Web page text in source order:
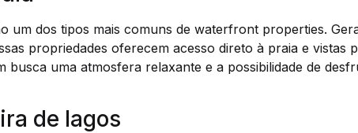
um dos tipos mais comuns de waterfront properties.
propriedades oferecem acesso direto à praia e vistas
busca uma atmosfera relaxante e a possibilidade de
de lagos